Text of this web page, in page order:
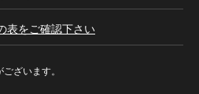
表をご確認下さい
ざいます。